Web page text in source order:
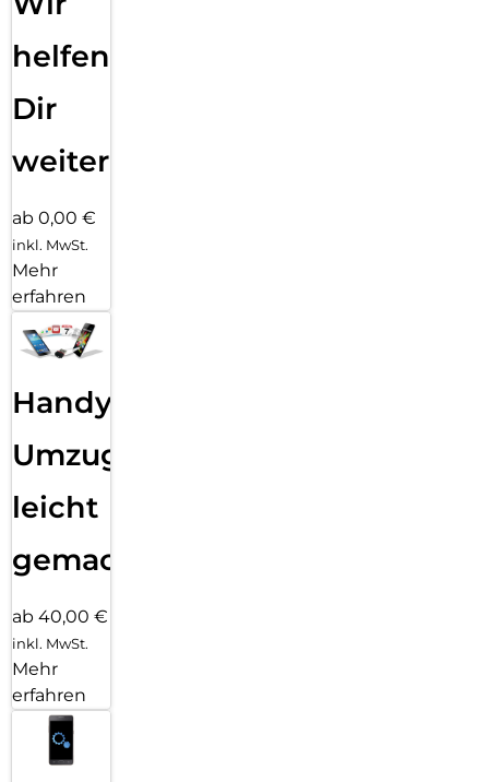
helfen
Dir
weiter
ab 0,00 €
inkl. MwSt.
Mehr
erfahren
Handy
Umzug
leicht
gemacht!
ab 40,00 €
inkl. MwSt.
Mehr
erfahren